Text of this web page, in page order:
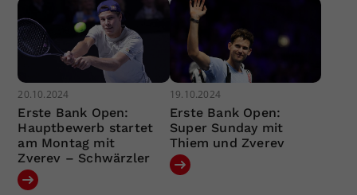
20.10.2024
Erste Bank Open:
Hauptbewerb startet
am Montag mit
Zverev – Schwärzler
19.10.2024
Erste Bank Open:
Super Sunday mit
Thiem und Zverev